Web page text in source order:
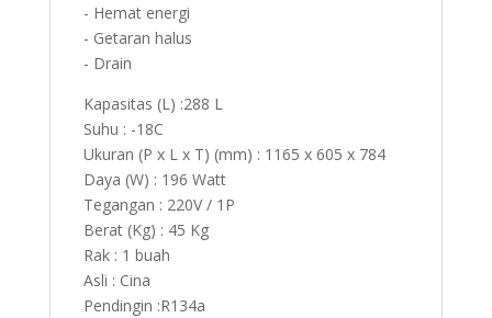
- Hemat energi
- Getaran halus
- Drain
Kapasitas (L) :288 L
Suhu : -18C
Ukuran (P x L x T) (mm) : 1165 x 605 x 784
Daya (W) : 196 Watt
Tegangan : 220V / 1P
Berat (Kg) : 45 Kg
Rak : 1 buah
Asli : Cina
Pendingin :R134a